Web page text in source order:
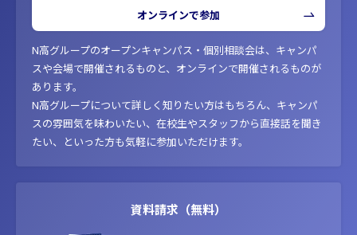
オンラインで参加
N高グループのオープンキャンパス・個別相談会は、キャンパ
スや会場で開催されるものと、オンラインで開催されるものが
あります。
N高グループについて詳しく知りたい方はもちろん、キャンパ
スの雰囲気を味わいたい、在校生やスタッフから直接話を聞き
たい、といった方も気軽に参加いただけます。
資料請求（無料）